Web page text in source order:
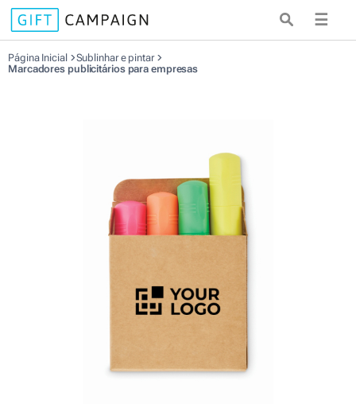
☰
Página Inicial
Sublinhar e pintar
Marcadores publicitários para empresas